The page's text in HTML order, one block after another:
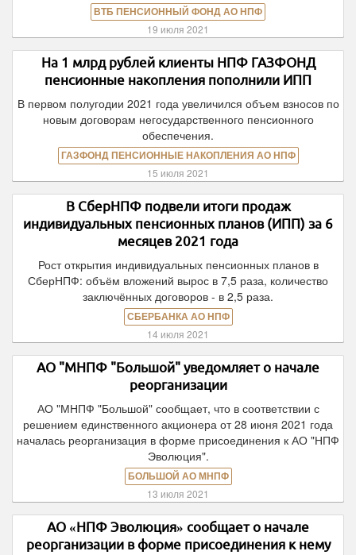
ВТБ ПЕНСИОННЫЙ ФОНД АО НПФ
19 июля 2021
На 1 млрд рублей клиенты НПФ ГАЗФОНД
пенсионные накопления пополнили ИПП
В первом полугодии 2021 года увеличился объем взносов по
новым договорам негосударственного пенсионного
обеспечения.
ГАЗФОНД ПЕНСИОННЫЕ НАКОПЛЕНИЯ АО НПФ
15 июля 2021
В СберНПФ подвели итоги продаж
индивидуальных пенсионных планов (ИПП) за 6
месяцев 2021 года
Рост открытия индивидуальных пенсионных планов в
СберНПФ: объём вложений вырос в 7,5 раза, количество
заключённых договоров - в 2,5 раза.
СБЕРБАНКА АО НПФ
14 июля 2021
АО "МНПФ "Большой" уведомляет о начале
реорганизации
АО "МНПФ "Большой" сообщает, что в соответствии с
решением единственного акционера от 28 июня 2021 года
началась реорганизация в форме присоединения к АО "НПФ
Эволюция".
БОЛЬШОЙ АО МНПФ
13 июля 2021
АО «НПФ Эволюция» сообщает о начале
реорганизации в форме присоединения к нему